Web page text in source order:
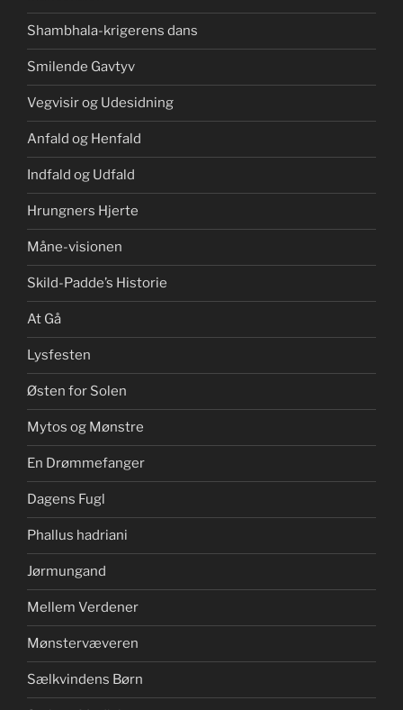
Shambhala-krigerens dans
Smilende Gavtyv
Vegvisir og Udesidning
Anfald og Henfald
Indfald og Udfald
Hrungners Hjerte
Måne-visionen
Skild-Padde’s Historie
At Gå
Lysfesten
Østen for Solen
Mytos og Mønstre
En Drømmefanger
Dagens Fugl
Phallus hadriani
Jørmungand
Mellem Verdener
Mønstervæveren
Sælkvindens Børn